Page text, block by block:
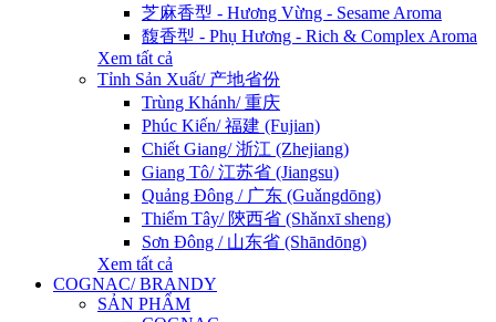
芝麻香型 - Hương Vừng - Sesame Aroma
馥香型 - Phụ Hương - Rich & Complex Aroma
Xem tất cả
Tỉnh Sản Xuất/ 产地省份
Trùng Khánh/ 重庆
Phúc Kiến/ 福建 (Fujian)
Chiết Giang/ 浙江 (Zhejiang)
Giang Tô/ 江苏省 (Jiangsu)
Quảng Đông / 广东 (Guǎngdōng)
Thiểm Tây/ 陝西省 (Shǎnxī sheng)
Sơn Đông / 山东省 (Shāndōng)
Xem tất cả
COGNAC/ BRANDY
SẢN PHẨM